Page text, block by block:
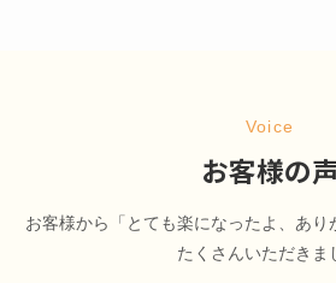
Voice
お客様の
お客様から「とても楽になったよ、あり
たくさんいただきま